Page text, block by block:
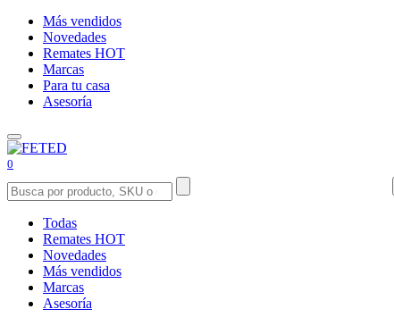
Más vendidos
Novedades
Remates HOT
Marcas
Para tu casa
Asesoría
0
Todas
Remates HOT
Novedades
Más vendidos
Marcas
Asesoría